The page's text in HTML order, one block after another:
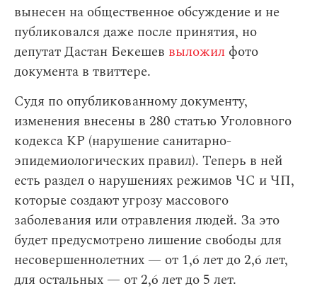
вынесен на общественное обсуждение и не
публиковался даже после принятия, но
депутат Дастан Бекешев выложил фото
документа в твиттере.
Судя по опубликованному документу,
изменения внесены в 280 статью Уголовного
кодекса КР (нарушение санитарно-
эпидемиологических правил). Теперь в ней
есть раздел о нарушениях режимов ЧС и ЧП,
которые создают угрозу массового
заболевания или отравления людей. За это
будет предусмотрено лишение свободы для
несовершеннолетних — от 1,6 лет до 2,6 лет,
для остальных — от 2,6 лет до 5 лет.